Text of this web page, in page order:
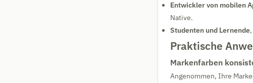
Entwickler von mobilen
Native.
Studenten und Lernende
Praktische
Markenfarben
Angenommen, Ihre